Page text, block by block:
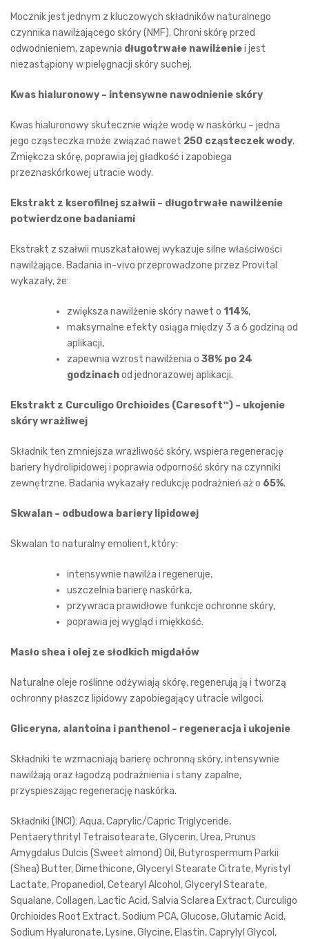
Mocznik jest jednym z kluczowych składników naturalnego
czynnika nawilżającego skóry (NMF). Chroni skórę przed
odwodnieniem, zapewnia długotrwałe nawilżeniei jest
niezastąpiony w pielęgnacji skóry suchej.
Kwas hialuronowy – intensywne nawodnienie skóry
Kwas hialuronowy skutecznie wiąże wodę w naskórku – jedna
jego cząsteczka może związać nawet 250 cząsteczek wody.
Zmiękcza skórę, poprawia jej gładkość i zapobiega
przeznaskórkowej utracie wody.
Ekstrakt z kserofilnej szałwii – długotrwałe nawilżenie
potwierdzone badaniami
Ekstrakt z szałwii muszkatałowej wykazuje silne właściwości
nawilżające. Badania in-vivo przeprowadzone przez Provital
wykazały, że:
zwiększa nawilżenie skóry nawet o 114%,
maksymalne efekty osiąga między 3 a 6 godziną od
aplikacji,
zapewnia wzrost nawilżenia o 38% po 24
godzinachod jednorazowej aplikacji.
Ekstrakt z Curculigo Orchioides (Caresoft™) – ukojenie
skóry wrażliwej
Składnik ten zmniejsza wrażliwość skóry, wspiera regenerację
bariery hydrolipidowej i poprawia odporność skóry na czynniki
zewnętrzne. Badania wykazały redukcję podrażnień aż o 65%.
Skwalan – odbudowa bariery lipidowej
Skwalan to naturalny emolient, który:
intensywnie nawilża i regeneruje,
uszczelnia barierę naskórka,
przywraca prawidłowe funkcje ochronne skóry,
poprawia jej wygląd i miękkość.
Masło shea i olej ze słodkich migdałów
Naturalne oleje roślinne odżywiają skórę, regenerują ją i tworzą
ochronny płaszcz lipidowy zapobiegający utracie wilgoci.
Gliceryna, alantoina i panthenol – regeneracja i ukojenie
Składniki te wzmacniają barierę ochronną skóry, intensywnie
nawilżają oraz łagodzą podrażnienia i stany zapalne,
przyspieszając regenerację naskórka.
Składniki (INCI): Aqua, Caprylic/Capric Triglyceride,
Pentaerythrityl Tetraisotearate, Glycerin, Urea, Prunus
Amygdalus Dulcis (Sweet almond) Oil, Butyrospermum Parkii
(Shea) Butter, Dimethicone, Glyceryl Stearate Citrate, Myristyl
Lactate, Propanediol, Cetearyl Alcohol, Glyceryl Stearate,
Squalane, Collagen, Lactic Acid, Salvia Sclarea Extract, Curculigo
Orchioides Root Extract, Sodium PCA, Glucose, Glutamic Acid,
Sodium Hyaluronate, Lysine, Glycine, Elastin, Caprylyl Glycol,